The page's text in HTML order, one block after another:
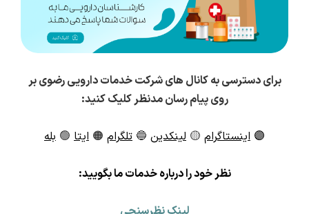
برای دسترسی به کانال های شرکت خدمات دارویی رضوی بر
روی پیام رسان مدنظر کلیک کنید:
🟣 اینستاگرام 🟡 لینکدین 🔵 تلگرام 🟠 ایتا 🟢 بله
نظر خود را درباره خدمات ما بگویید: